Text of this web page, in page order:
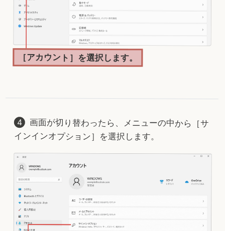
［アカウント］を選択します。
画面が切り替わったら、メニューの中から［サ
インインオプション］を選択します。